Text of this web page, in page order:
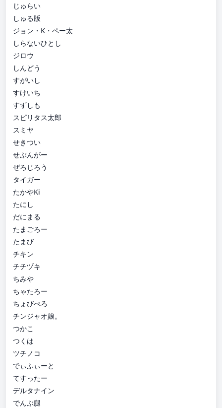
じゅらい
しゅる版
ジョン・K・ペー太
しらないひとし
ジロウ
しんどう
すがいし
すけいち
すずしも
スピリタス太郎
スミヤ
せきつい
せぶんがー
ぜろじろう
タイガー
たかやKi
たにし
だにまる
たまごろー
たまび
チキン
チチヅキ
ちみや
ちゃたろー
ちょびぺろ
チンジャオ娘。
つかこ
つくは
ツチノコ
でぃふぃーと
てすったー
デルタナイン
でんぶ腿